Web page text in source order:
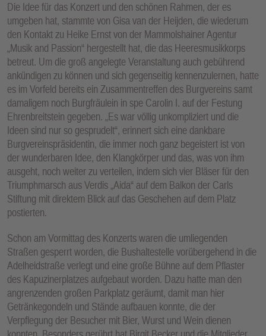
Die Idee für das Konzert und den schönen Rahmen, der es
umgeben hat, stammte von Gisa van der Heijden, die wiederum
den Kontakt zu Heike Ernst von der Mammolshainer Agentur
„Musik and Passion“ hergestellt hat, die das Heeresmusikkorps
betreut. Um die groß angelegte Veranstaltung auch gebührend
ankündigen zu können und sich gegenseitig kennenzulernen, hatte
es im Vorfeld bereits ein Zusammentreffen des Burgvereins samt
damaligem noch Burgfräulein in spe Carolin I. auf der Festung
Ehrenbreitstein gegeben. „Es war völlig unkompliziert und die
Ideen sind nur so gesprudelt“, erinnert sich eine dankbare
Burgvereinspräsidentin, die immer noch ganz begeistert ist von
der wunderbaren Idee, den Klangkörper und das, was von ihm
ausgeht, noch weiter zu verteilen, indem sich vier Bläser für den
Triumphmarsch aus Verdis „Aida“ auf dem Balkon der Carls
Stiftung mit direktem Blick auf das Geschehen auf dem Platz
postierten.
Schon am Vormittag des Konzerts waren die umliegenden
Straßen gesperrt worden, die Bushaltestelle vorübergehend in die
Adelheidstraße verlegt und eine große Bühne auf dem Pflaster
des Kapuzinerplatzes aufgebaut worden. Dazu hatte man den
angrenzenden großen Parkplatz geräumt, damit man hier
Getränkegondeln und Stände aufbauen konnte, die der
Verpflegung der Besucher mit Bier, Wurst und Wein dienen